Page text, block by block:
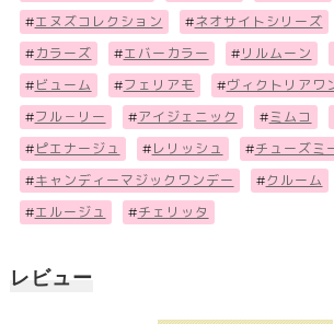
#エヌズコレクション #ネオサイトシリーズ
# カラーズ #エバーカラー # リルムーン
# ビューム #フェリアモ #ヴィクトリアワ
#フル－リー #アイジェニック #ミムコ
# ピエナージュ # レリッシュ #チューズミ
#キャンディーマジックワンデー #クルーム
#エルージュ #チェリッタ
レビュー